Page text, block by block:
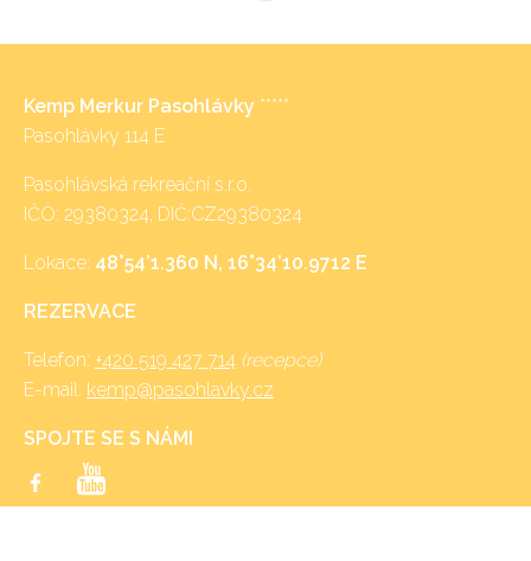
Kemp Merkur Pasohlávky *****
Pasohlávky 114 E
Pasohlávská rekreační s.r.o.
IČO: 29380324, DIČ:CZ29380324
Lokace: 48°54’1.360 N, 16°34’10.9712 E
REZERVACE
Telefon: +420 519 427 714 (recepce)
E-mail: kemp@pasohlavky.cz
SPOJTE SE S NÁMI